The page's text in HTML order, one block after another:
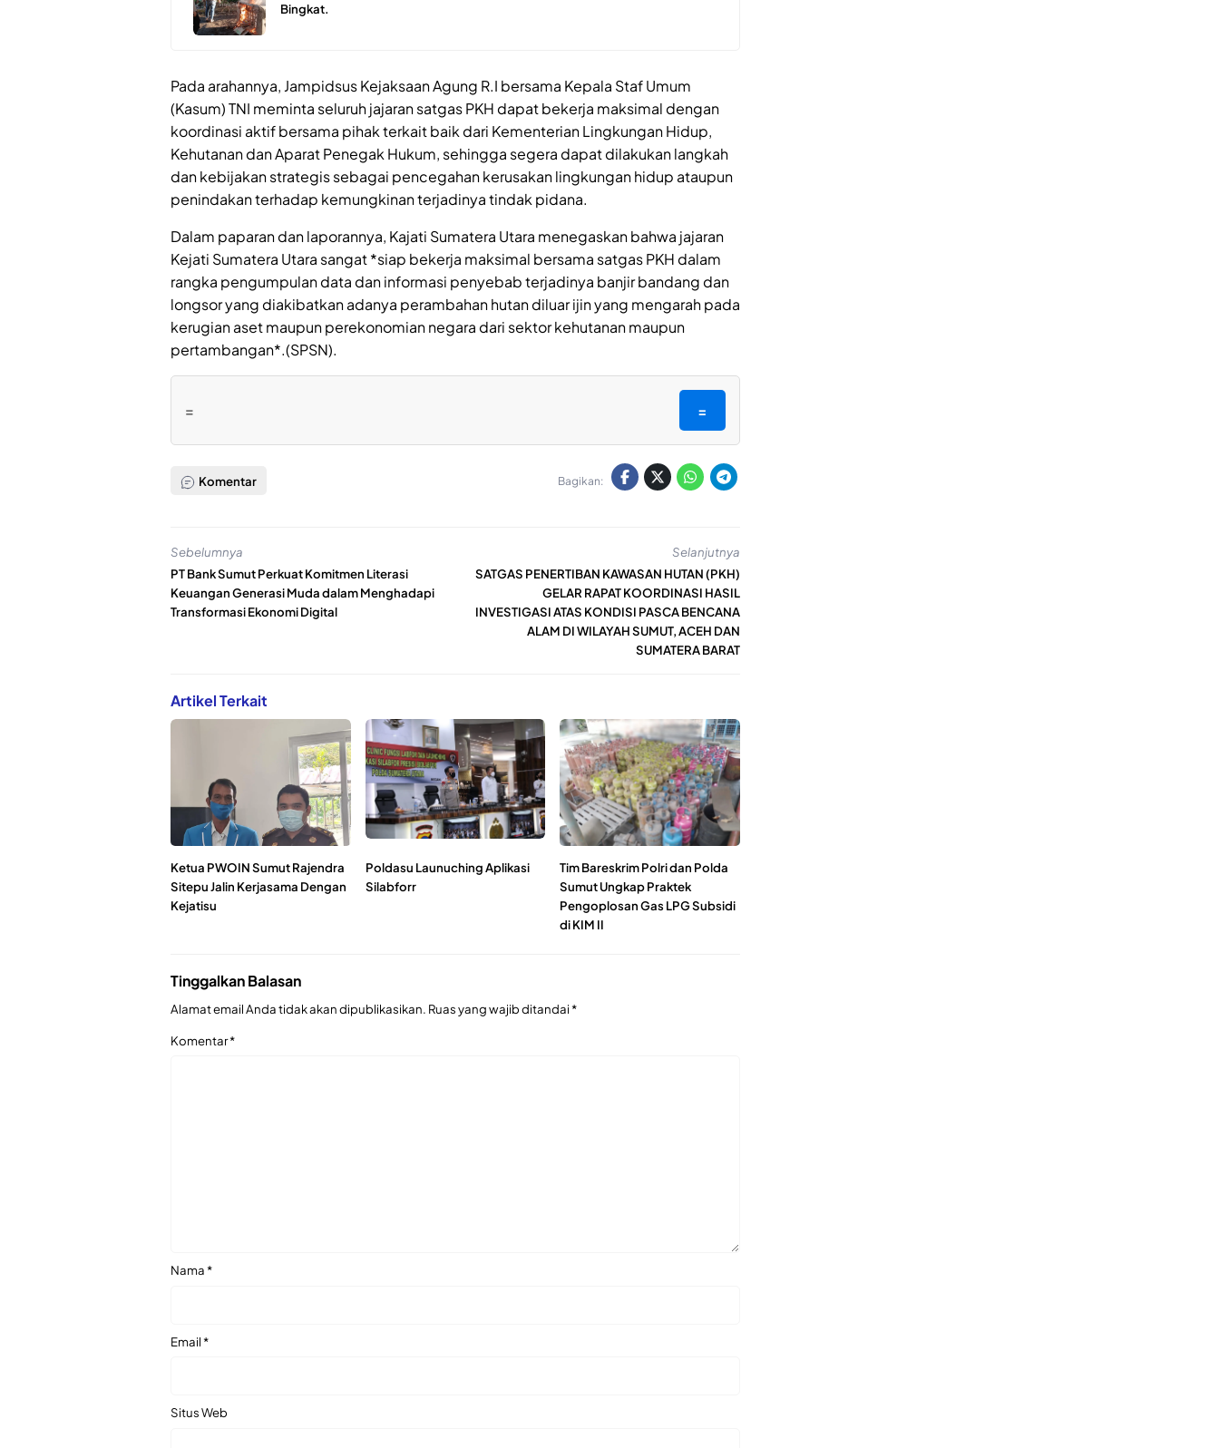
Bingkat.
Pada arahannya, Jampidsus Kejaksaan Agung R.I bersama Kepala Staf Umum
(Kasum) TNI meminta seluruh jajaran satgas PKH dapat bekerja maksimal dengan
koordinasi aktif bersama pihak terkait baik dari Kementerian Lingkungan Hidup,
Kehutanan dan Aparat Penegak Hukum, sehingga segera dapat dilakukan langkah
dan kebijakan strategis sebagai pencegahan kerusakan lingkungan hidup ataupun
penindakan terhadap kemungkinan terjadinya tindak pidana.
Dalam paparan dan laporannya, Kajati Sumatera Utara menegaskan bahwa jajaran
Kejati Sumatera Utara sangat *siap bekerja maksimal bersama satgas PKH dalam
rangka pengumpulan data dan informasi penyebab terjadinya banjir bandang dan
longsor yang diakibatkan adanya perambahan hutan diluar ijin yang mengarah pada
kerugian aset maupun perekonomian negara dari sektor kehutanan maupun
pertambangan*.(SPSN).
= =
Komentar Bagikan:
Sebelumnya
PT Bank Sumut Perkuat Komitmen Literasi
Keuangan Generasi Muda dalam Menghadapi
Transformasi Ekonomi Digital
Selanjutnya
SATGAS PENERTIBAN KAWASAN HUTAN (PKH)
GELAR RAPAT KOORDINASI HASIL
INVESTIGASI ATAS KONDISI PASCA BENCANA
ALAM DI WILAYAH SUMUT, ACEH DAN
SUMATERA BARAT
Artikel Terkait
Ketua PWOIN Sumut Rajendra
Sitepu Jalin Kerjasama Dengan
Kejatisu
Poldasu Launuching Aplikasi
Silabforr
Tim Bareskrim Polri dan Polda
Sumut Ungkap Praktek
Pengoplosan Gas LPG Subsidi
di KIM II
Tinggalkan Balasan
Alamat email Anda tidak akan dipublikasikan. Ruas yang wajib ditandai*
Komentar*
Nama*
Email*
Situs Web